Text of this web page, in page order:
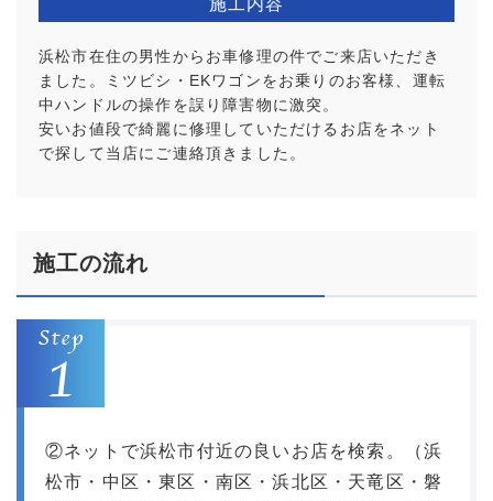
浜松市在住の男性からお車修理の件でご来店いただき
ました。ミツビシ・EKワゴンをお乗りのお客様、運転
中ハンドルの操作を誤り障害物に激突。
安いお値段で綺麗に修理していただけるお店をネット
で探して当店にご連絡頂きました。
施工の流れ
②ネットで浜松市付近の良いお店を検索。（浜
松市・中区・東区・南区・浜北区・天竜区・磐